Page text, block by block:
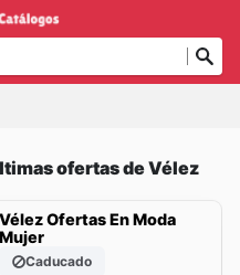
ofertas de Vélez
Vélez Ofertas En Moda
Mujer
Caducado